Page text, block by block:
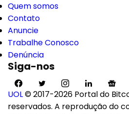
Quem somos
Contato
Anuncie
Trabalhe Conosco
Denúncia
Siga-nos
UOL© 2017-2026 Portal do
reservados. A reprodução do